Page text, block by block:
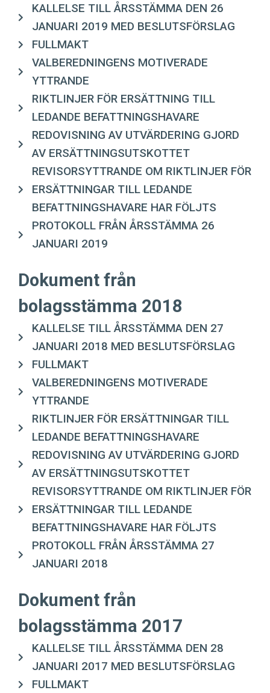
KALLELSE TILL ÅRSSTÄMMA DEN 26
JANUARI 2019 MED BESLUTSFÖRSLAG
FULLMAKT
VALBEREDNINGENS MOTIVERADE
YTTRANDE
RIKTLINJER FÖR ERSÄTTNING TILL
LEDANDE BEFATTNINGSHAVARE
REDOVISNING AV UTVÄRDERING GJORD
AV ERSÄTTNINGSUTSKOTTET
REVISORSYTTRANDE OM RIKTLINJER FÖR
ERSÄTTNINGAR TILL LEDANDE
BEFATTNINGSHAVARE HAR FÖLJTS
PROTOKOLL FRÅN ÅRSSTÄMMA 26
JANUARI 2019
Dokument från
bolagsstämma 2018
KALLELSE TILL ÅRSSTÄMMA DEN 27
JANUARI 2018 MED BESLUTSFÖRSLAG
FULLMAKT
VALBEREDNINGENS MOTIVERADE
YTTRANDE
RIKTLINJER FÖR ERSÄTTNINGAR TILL
LEDANDE BEFATTNINGSHAVARE
REDOVISNING AV UTVÄRDERING GJORD
AV ERSÄTTNINGSUTSKOTTET
REVISORSYTTRANDE OM RIKTLINJER FÖR
ERSÄTTNINGAR TILL LEDANDE
BEFATTNINGSHAVARE HAR FÖLJTS
PROTOKOLL FRÅN ÅRSSTÄMMA 27
JANUARI 2018
Dokument från
bolagsstämma 2017
KALLELSE TILL ÅRSSTÄMMA DEN 28
JANUARI 2017 MED BESLUTSFÖRSLAG
FULLMAKT